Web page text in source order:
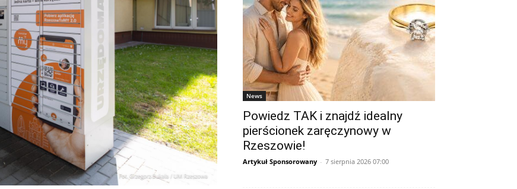
News
Powiedz TAK i znajdź idealny
pierścionek zaręczynowy w
Rzeszowie!
Artykuł Sponsorowany - 7 sierpnia 2026 07:00